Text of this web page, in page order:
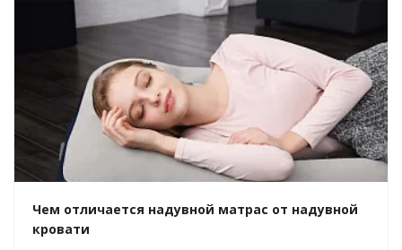
Чем отличается надувной матрас от надувной
кровати